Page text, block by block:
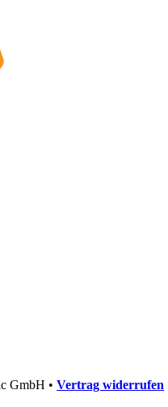
GmbH • Vertrag widerrufen